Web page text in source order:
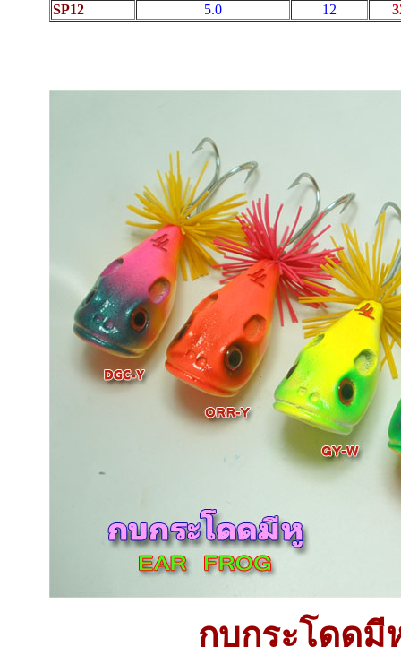
SP12
5.0 12
กบกระโดดมี